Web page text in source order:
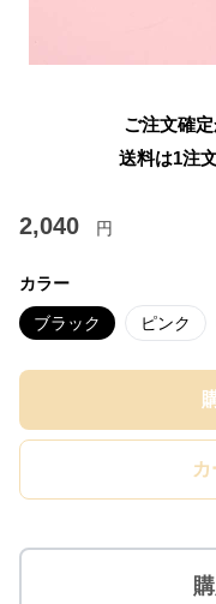
ご注文確
送料は1注
2,040 円
カラー
ブラック ピンク